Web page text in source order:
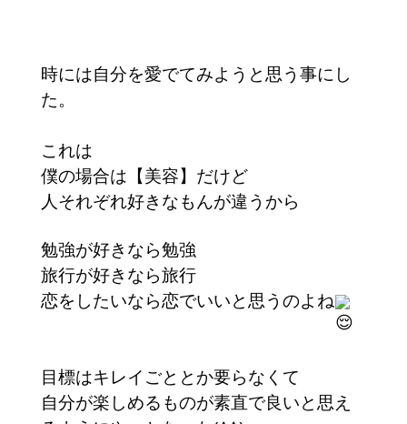
時には自分を愛でてみようと思う事にし
た。
これは
僕の場合は【美容】だけど
人それぞれ好きなもんが違うから
勉強が好きなら勉強
旅行が好きなら旅行
恋をしたいなら恋でいいと思うのよね
目標はキレイごととか要らなくて
自分が楽しめるものが素直で良いと思え